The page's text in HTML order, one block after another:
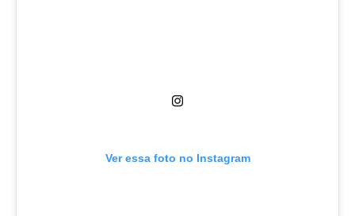
Ver essa foto no Instagram